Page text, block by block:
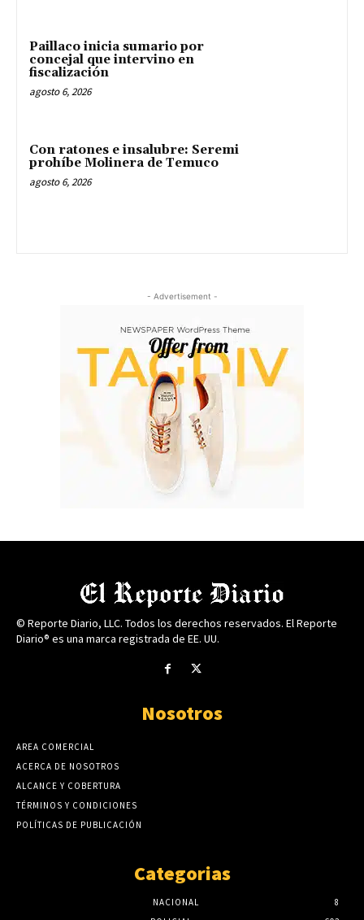
Paillaco inicia sumario por
concejal que intervino en
fiscalización
agosto 6, 2026
Con ratones e insalubre: Seremi
prohíbe Molinera de Temuco
agosto 6, 2026
- Advertisement -
© Reporte Diario, LLC. Todos los derechos reservados. El Reporte
Diario® es una marca registrada de EE. UU.
Nosotros
AREA COMERCIAL
ACERCA DE NOSOTROS
ALCANCE Y COBERTURA
TÉRMINOS Y CONDICIONES
POLÍTICAS DE PUBLICACIÓN
Categorias
NACIONAL
8